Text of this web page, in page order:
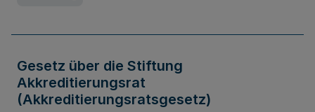
Gesetz über die Stiftung
Akkreditierungsrat
(Akkreditierungsratsgesetz)